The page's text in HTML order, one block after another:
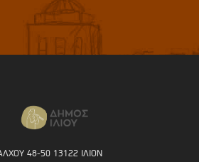
48-50 13122 ΙΛΙΟΝ